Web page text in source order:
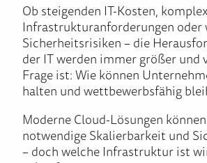
Ob steigenden IT-Kosten,
Infrastrukturanforderungen oder
Sicherheitsrisiken – die
der IT werden immer größer und
Frage ist: Wie können
halten und wettbewerbsfähig
Moderne Cloud-Lösungen
notwendige Skalierbarkeit und
– doch welche Infrastruktur ist